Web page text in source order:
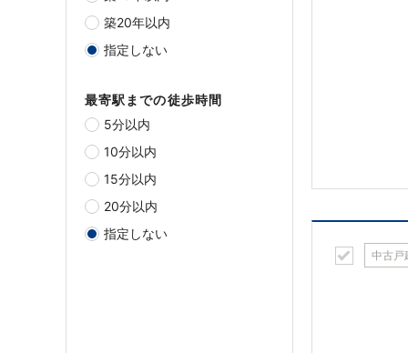
築20年以内
指定しない
最寄駅までの徒歩時間
5分以内
10分以内
15分以内
20分以内
指定しない
中古戸